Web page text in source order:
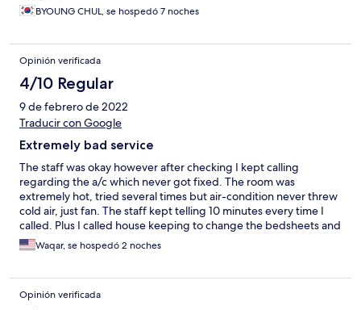
BYOUNG CHUL, se hospedó 7 noches
Opinión verificada
4/10 Regular
9 de febrero de 2022
Traducir con Google
Extremely bad service
The staff was okay however after checking I kept calling
regarding the a/c which never got fixed. The room was
extremely hot, tried several times but air-condition never threw
cold air, just fan. The staff kept telling 10 minutes every time I
called. Plus I called house keeping to change the bedsheets and
I was charged Rs 2500 for it. Overall it wasn't a pleasant
experience, I kept sweating through out my stay and the
or recommend anyone of my family or friends to stay there
either
Waqar, se hospedó 2 noches
Opinión verificada